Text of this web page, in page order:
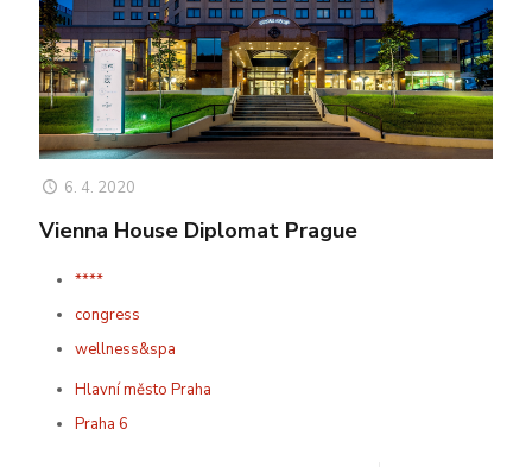
6. 4. 2020
Vienna House Diplomat Prague
****
congress
wellness&spa
Hlavní město Praha
Praha 6